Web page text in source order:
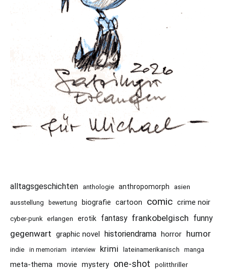
alltagsgeschichten anthologie anthropomorph asien
ausstellung bewertung biografie cartoon comic crime noir
cyber-punk erlangen erotik fantasy frankobelgisch funny
gegenwart graphic novel historiendrama horror humor
indie in memoriam interview krimi lateinamerikanisch manga
meta-thema movie mystery one-shot politthriller